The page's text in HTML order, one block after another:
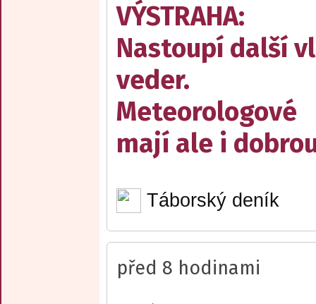
VÝSTRAHA:
Nastoupí další
veder.
Meteorologové
mají ale i
Táborský deník
před 8 hodinami